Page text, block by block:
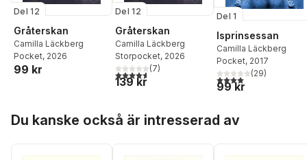
Del 12
Gråterskan
Camilla Läckberg
Pocket, 2026
99 kr
Del 12
Gråterskan
Camilla Läckberg
Storpocket, 2026
4,6utav 5 stjärnor. Totalt antal röster:
(7)
139 kr
Del 1
Isprinsessan
Camilla Läckberg
Pocket, 2017
4,0utav 5 stjärnor.
(29)
99 kr
Du kanske också är intresserad av